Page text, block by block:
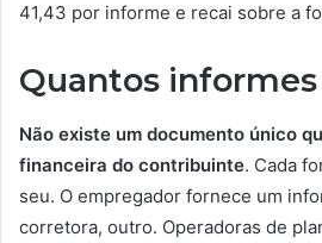
41,43 por informe e recai sobre a
Quantos
Não existe um documento único
financeira do contribuinte. Cada
seu. O empregador fornece um
corretora, outro. Operadoras de